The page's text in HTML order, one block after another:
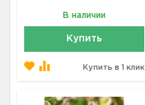
В наличии
Купить
Купить в 1 клик